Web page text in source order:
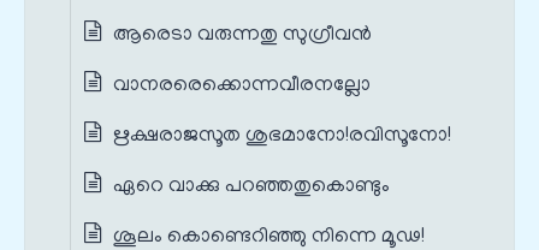
ആരെടാ വരുന്നതു സുഗ്രീവൻ
വാനരരെക്കൊന്നവീരനല്ലോ
ഋക്ഷരാജസൂത ശുഭമാനോ!രവിസൂനോ!
ഏറെ വാക്കു പറഞ്ഞതുകൊണ്ടും
ശൂലം കൊണ്ടെറിഞ്ഞു നിന്നെ മൂഢ!